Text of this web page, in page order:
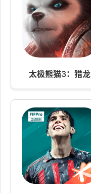
太极熊猫3：猎龙